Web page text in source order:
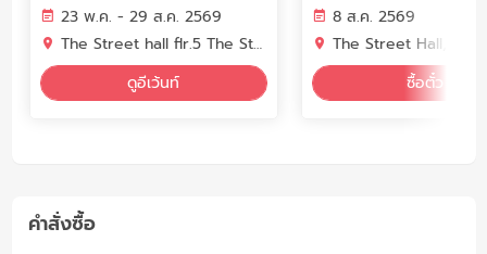
23 พ.ค. - 29 ส.ค. 2569
The Street hall flr.5 The Street Ratchada
ดูอีเว้นท์
8 ส.ค. 2569
The Street Hall, The Street Ratchada B
ซื้อตั๋ว
คำสั่งซื้อ